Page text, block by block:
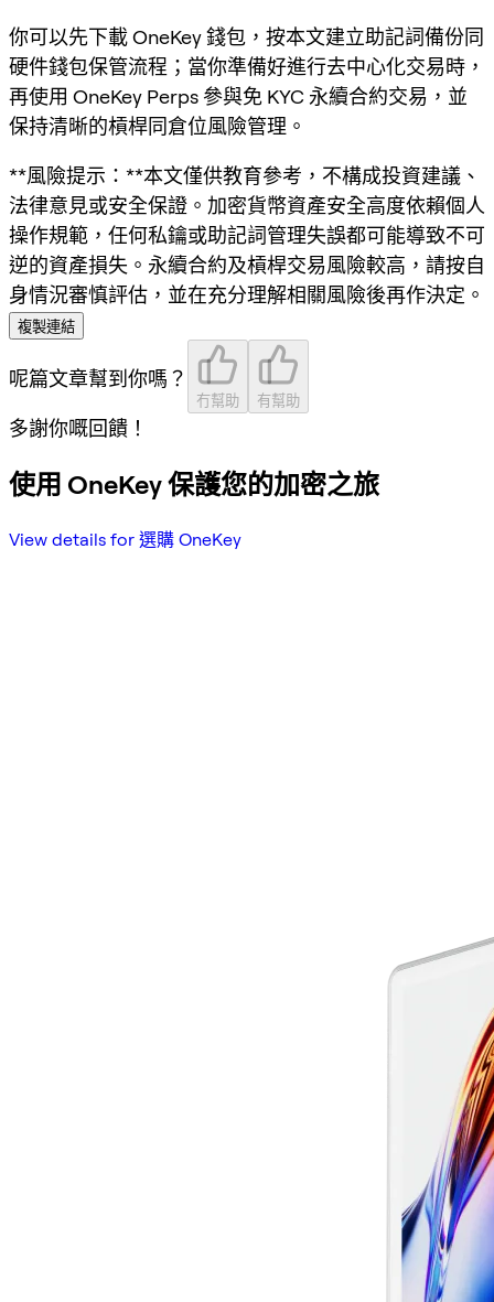
你可以先下載 OneKey 錢包，按本文建立助記詞備份同
硬件錢包保管流程；當你準備好進行去中心化交易時，
再使用 OneKey Perps 參與免 KYC 永續合約交易，並
保持清晰的槓桿同倉位風險管理。
**風險提示：**本文僅供教育參考，不構成投資建議、
法律意見或安全保證。加密貨幣資產安全高度依賴個人
操作規範，任何私鑰或助記詞管理失誤都可能導致不可
逆的資產損失。永續合約及槓桿交易風險較高，請按自
身情況審慎評估，並在充分理解相關風險後再作決定。
複製連結
呢篇文章幫到你嗎？
冇幫助 有幫助
多謝你嘅回饋！
使用 OneKey 保護您的加密之旅
View details for 選購 OneKey